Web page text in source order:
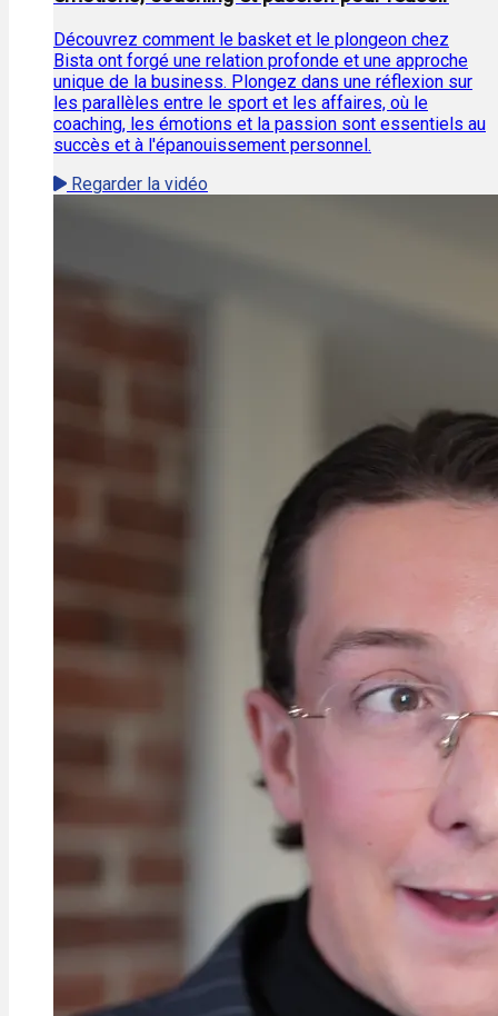
Découvrez comment le basket et le plongeon chez
Bista ont forgé une relation profonde et une approche
unique de la business. Plongez dans une réflexion sur
les parallèles entre le sport et les affaires, où le
coaching, les émotions et la passion sont essentiels au
succès et à l'épanouissement personnel.
Regarder la vidéo